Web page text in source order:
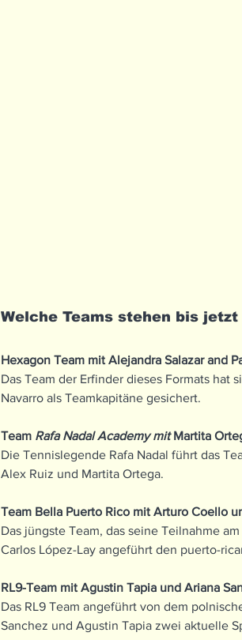
Welche Teams stehen bis
Hexagon Team mit Alejandra Salazar and
Das Team der Erfinder dieses Formats hat
Navarro als Teamkapitäne gesichert.
Team Rafa Nadal Academy mit Martita
‍Die Tennislegende Rafa Nadal führt das
Alex Ruiz und Martita Ortega.
Team Bella Puerto Rico mit Arturo Coello
Das jüngste Team, das seine Teilnahme
Carlos López-Lay angeführt den puerto-
RL9-Team mit Agustin Tapia und Ariana
Das RL9 Team angeführt von dem
Sanchez und Agustin Tapia zwei aktuelle